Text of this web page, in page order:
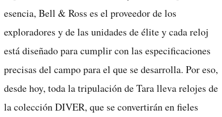
esencia, Bell & Ross es el proveedor de los
exploradores y de las unidades de élite y cada reloj
está diseñado para cumplir con las especificaciones
precisas del campo para el que se desarrolla. Por eso,
desde hoy, toda la tripulación de Tara lleva relojes de
la colección DIVER, que se convertirán en fieles